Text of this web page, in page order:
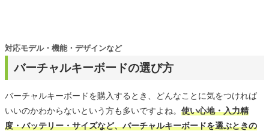
バーチャルキーボードの選び方
対応モデル・機能・デザインなど
バーチャルキーボードを購入するとき、どんなことに気をつければ
いいのかわからないという方も多いですよね。 使い心地・入力精
度・バッテリー・サイズなど、バーチャルキーボードを選ぶときの